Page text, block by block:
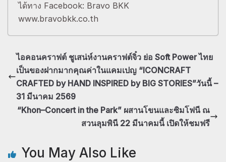
ได้ทาง Facebook: Bravo BKK
www.bravobkk.co.th
ไอคอนคราฟต์ ชูเสน่ห์งานคราฟต์จิ๋ว ย่อ Soft Power ไทย
เป็นของฝากมากคุณค่าในแคมเปญ “ICONCRAFT
CRAFTED by HAND INSPIRED by BIG STORIES”วันนี้ –
31 มีนาคม 2569
“Khon–Concert in the Park” ผสานโขนและซิมโฟนี ณ
สวนลุมพินี 22 มีนาคมนี้ เปิดให้ชมฟรี
You May Also Like